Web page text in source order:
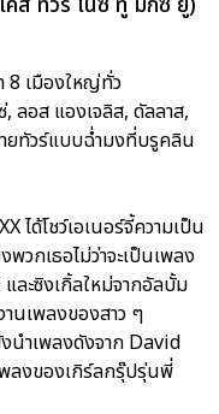
8 เมืองใหญ่ทั่ว
, ลอส แองเจลิส, ดัลลาส,
ยทัวร์แบบฉ่ำมงที่บรูคลิน
ได้โชว์เอเนอร์จี้ความเป็น
วกเธอไม่ว่าจะเป็นเพลง
ละซิงเกิ้ลใหม่จากอัลบั้ม
นเพลงของสาว ๆ
นำเพลงดังจาก David
ลงของเกิร์ลกรุ๊ปรุ่นพี่